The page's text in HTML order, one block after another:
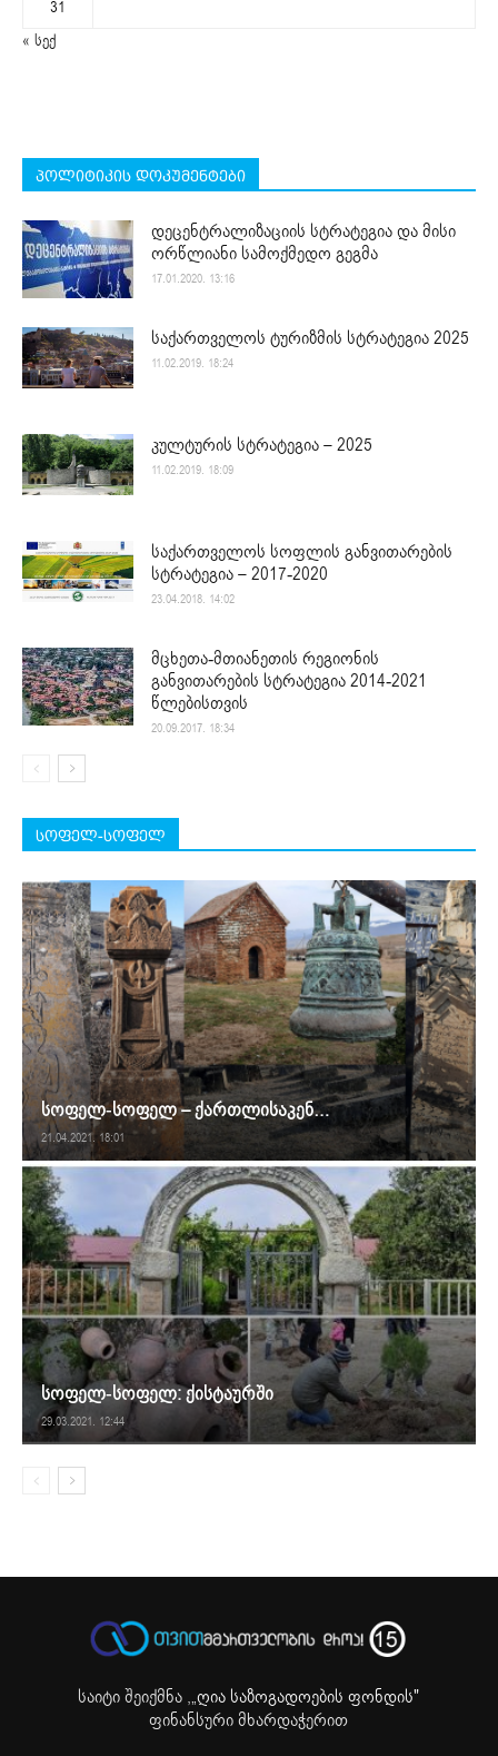
31
« სექ
პოლიტიკის დოკუმენტები
დეცენტრალიზაციის სტრატეგია და მისი
ორწლიანი სამოქმედო გეგმა
17.01.2020. 13:16
საქართველოს ტურიზმის სტრატეგია 2025
11.02.2019. 18:24
კულტურის სტრატეგია – 2025
11.02.2019. 18:09
საქართველოს სოფლის განვითარების
სტრატეგია – 2017-2020
23.04.2018. 14:02
მცხეთა-მთიანეთის რეგიონის
განვითარების სტრატეგია 2014-2021
წლებისთვის
20.09.2017. 18:34
სოფელ-სოფელ
სოფელ-სოფელ – ქართლისაკენ…
21.04.2021. 18:01
სოფელ-სოფელ: ქისტაურში
29.03.2021. 12:44
საიტი შეიქმნა ,„ღია საზოგადოების ფონდის"
ფინანსური მხარდაჭერით